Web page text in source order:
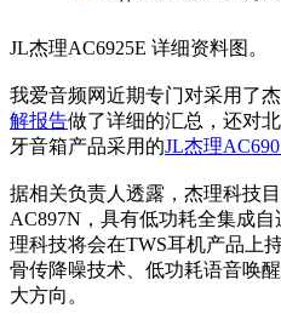
JL杰理AC6925E 详细资料图。
我爱音频网近期专门对采用了
解报告做了详细的汇总，还对
牙音箱产品采用的JL杰理
据相关负责人透露，杰理科技
AC897N，具有低功耗全集成
理科技将会在TWS耳机产品上
骨传降噪技术、低功耗语音唤醒
大方向。